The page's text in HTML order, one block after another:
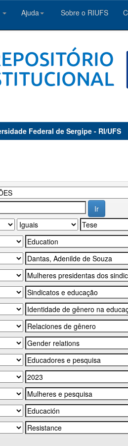
Ajuda Sobre o RIUFS
Federal de Sergipe - RI/UFS